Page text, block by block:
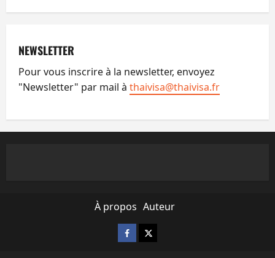
NEWSLETTER
Pour vous inscrire à la newsletter, envoyez
"Newsletter" par mail à thaivisa@thaivisa.fr
À propos Auteur
Facebook
X